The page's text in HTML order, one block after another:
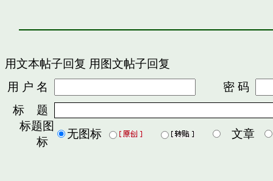
用文本帖子回复 用图文帖子回复
用 户 名
密 码
标 题
标题图
标
无图标 文章